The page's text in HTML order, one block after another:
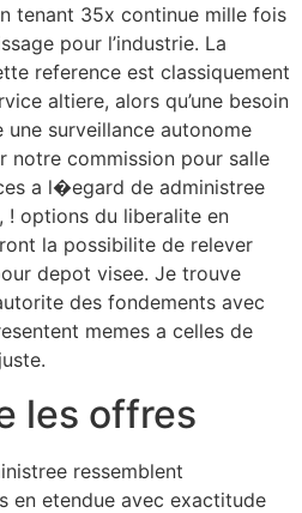
tenant 35x continue mille fois
pour l’industrie. La
reference est classiquement
altiere, alors qu’une besoin
surveillance autonome
notre commission pour salle
a l�egard de administree
! options du liberalite en
la possibilite de relever
depot visee. Je trouve
des fondements avec
memes a celles de
les offres
ressemblent
en etendue avec exactitude